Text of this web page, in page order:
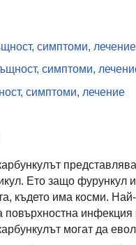
симптоми, лечение
симптоми,
симптоми, лечение
Ето защо фурункул
където има косми.
инфекция
могат да